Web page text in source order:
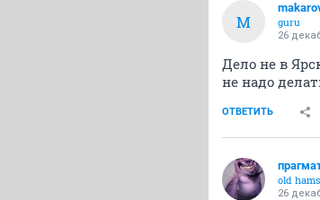
M
guru
26
Дело не в
не надо
ОТВЕТИТЬ
old
26